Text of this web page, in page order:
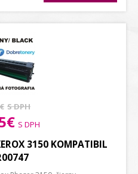
S DPH
S DPH
3150 KOMPATIBIL